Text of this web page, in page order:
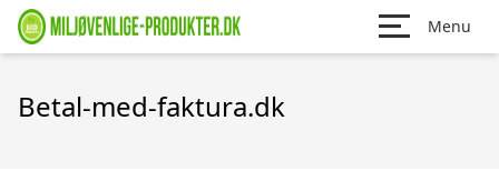
Menu
Betal-med-faktura.dk